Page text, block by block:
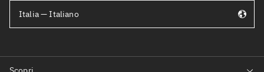
Italia — Italiano